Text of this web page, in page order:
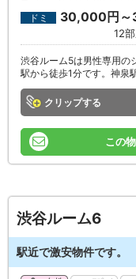
ドミ 30,000円～
12
渋谷ルーム5は男性専用の
駅から徒歩1分です。神泉
クリップ
この
渋谷ルーム6
駅近で激安物件です。